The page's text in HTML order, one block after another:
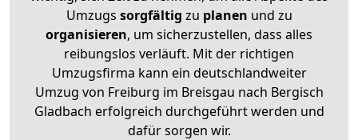
Umzugs sorgfältig zu planen und zu
organisieren, um sicherzustellen, dass alles
reibungslos verläuft. Mit der richtigen
Umzugsfirma kann ein deutschlandweiter
Umzug von Freiburg im Breisgau nach Bergisch
Gladbach erfolgreich durchgeführt werden und
dafür sorgen wir.